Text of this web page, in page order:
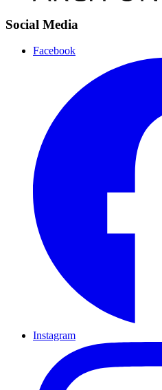
Social Media
Facebook
Instagram